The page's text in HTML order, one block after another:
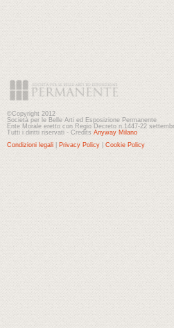
©Copyright 2012
Società per le Belle Arti ed Esposizione Permanente
Ente Morale eretto con Regio Decreto n.1447-22
Tutti i diritti riservati - Credits Anyway Milano
Condizioni legali
Privacy Policy Cookie Policy